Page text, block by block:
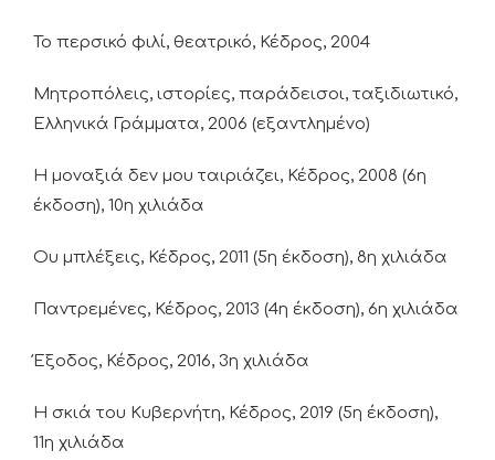
Το περσικό φιλί, θεατρικό, Κέδρος, 2004
Μητροπόλεις, ιστορίες, παράδεισοι, ταξιδιωτικό,
Ελληνικά Γράμματα, 2006 (εξαντλημένο)
Η μοναξιά δεν μου ταιριάζει, Κέδρος, 2008 (6η
έκδοση), 10η χιλιάδα
Ου μπλέξεις, Κέδρος, 2011 (5η έκδοση), 8η χιλιάδα
Παντρεμένες, Κέδρος, 2013 (4η έκδοση), 6η χιλιάδα
Έξοδος, Κέδρος, 2016, 3η χιλιάδα
Η σκιά του Κυβερνήτη, Κέδρος, 2019 (5η έκδοση),
11η χιλιάδα